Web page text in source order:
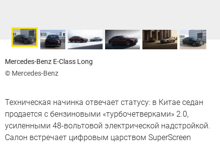
Mercedes-Benz E-Class Long
© Mercedes-Benz
Техническая начинка отвечает статусу: в Китае седан
продается с бензиновыми «турбочетверками» 2.0,
усиленными 48-вольтовой электрической надстройкой.
Салон встречает цифровым царством SuperScreen